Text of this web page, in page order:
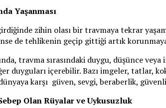
Yaşanması
zihin olası bir travmaya tekrar
de tehlikenin geçip gittiği artık
travma sırasındaki duygu, düşünce
duyguları içerebilir. Bazı imgeler, tatlar,
karşı güven, sevgi, beraberlik,
Olan Rüyalar ve Uykusuzluk